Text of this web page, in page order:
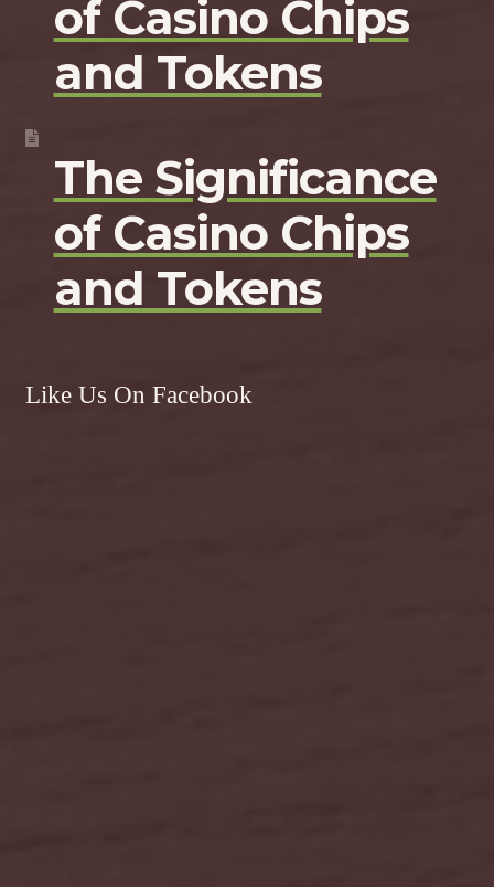
of Casino Chips
and Tokens
The Significance
of Casino Chips
and Tokens
Like Us On Facebook